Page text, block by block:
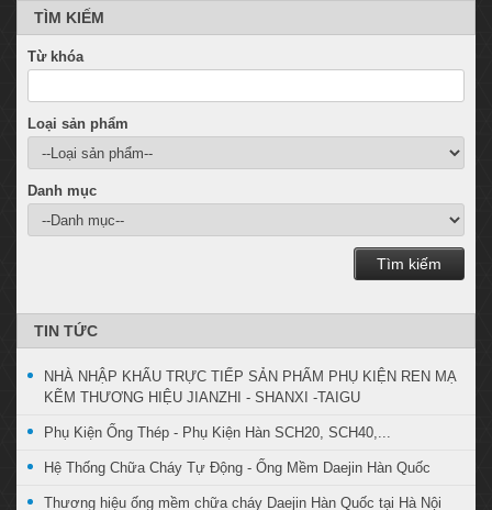
TÌM KIẾM
Từ khóa
Loại sản phẩm
Danh mục
Tìm kiếm
TIN TỨC
NHÀ NHẬP KHẨU TRỰC TIẾP SẢN PHẨM PHỤ KIỆN REN MẠ
KẼM THƯƠNG HIỆU JIANZHI - SHANXI -TAIGU
Phụ Kiện Ống Thép - Phụ Kiện Hàn SCH20, SCH40,...
Hệ Thống Chữa Cháy Tự Động - Ống Mềm Daejin Hàn Quốc
Thương hiệu ống mềm chữa cháy Daejin Hàn Quốc tại Hà Nội